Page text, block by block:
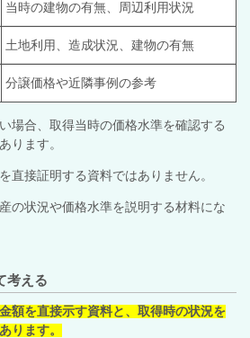
当時の建物の有無、周辺利用状況
土地利用、造成状況、建物の有無
分譲価格や近隣事例の参考
場合、取得当時の価格水準を確認する
ります。
直接証明する資料ではありません。
の状況や価格水準を説明する材料にな
考える
額を直接示す資料と、取得時の状況を
ります。